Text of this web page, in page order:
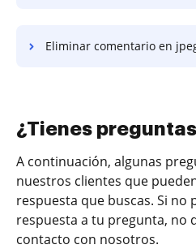
Eliminar comentario en
¿Tienes
A continuación, algunas
nuestros clientes que
respuesta que buscas. Si no
respuesta a tu pregunta, no
contacto con nosotros.